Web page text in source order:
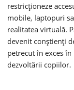
restricționeze
mobile, laptopuri
realitatea virtuală.
devenit conștienți
petrecut în exces
dezvoltării copiilor.